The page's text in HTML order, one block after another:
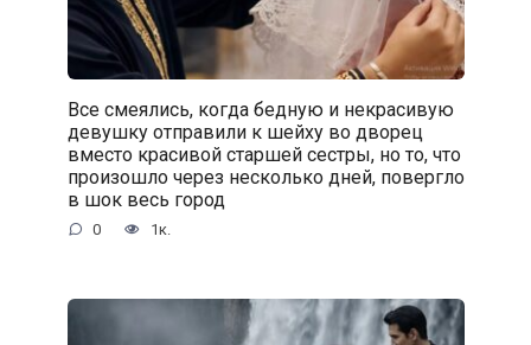
Все смеялись, когда бедную и некрасивую
девушку отправили к шейху во дворец
вместо красивой старшей сестры, но то, что
произошло через несколько дней, повергло
в шок весь город
0 1к.